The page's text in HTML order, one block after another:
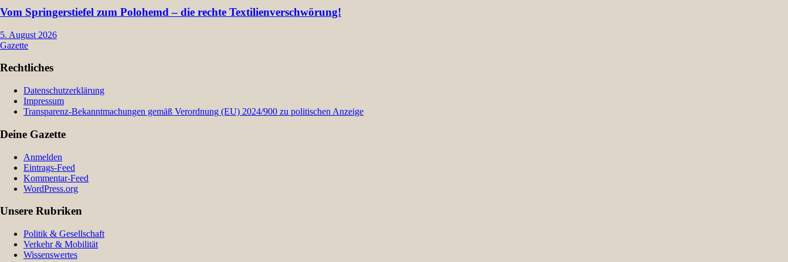
Vom Springerstiefel zum Polohemd – die rechte Textilienverschwörung!
5. August 2026
Gazette
Rechtliches
Datenschutzerklärung
Impressum
Transparenz-Bekanntmachungen gemäß Verordnung (EU) 2024/900 zu politischen Anzeige
Deine Gazette
Anmelden
Eintrags-Feed
Kommentar-Feed
WordPress.org
Unsere Rubriken
Politik & Gesellschaft
Verkehr & Mobilität
Wissenswertes